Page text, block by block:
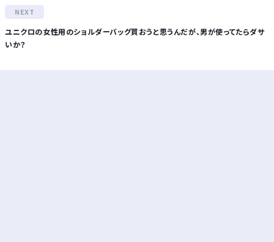
ユニクロの女性用のショルダーバッグ買おうと思うんだが、男が使ってたらダサ
いか？